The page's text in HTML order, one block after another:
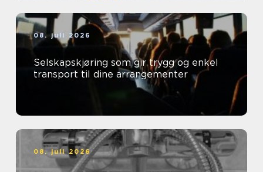
08. juli 2026
Selskapskjøring som gir trygg og enkel
transport til dine arrangementer
08. juli 2026